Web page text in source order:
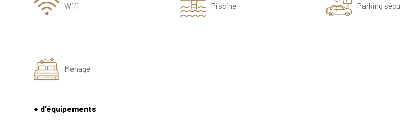
Wifi Piscine Parking
Ménage
+ d'équipements